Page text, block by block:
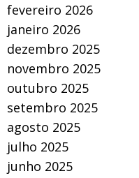
fevereiro 2026
janeiro 2026
dezembro 2025
novembro 2025
outubro 2025
setembro 2025
agosto 2025
julho 2025
junho 2025